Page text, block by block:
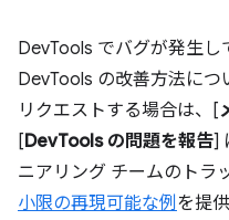
DevTools でバグが発生し
DevTools の改善方法につ
リクエストする場合は、[
[DevTools の問題を報告]
ニアリング チームのトラ
小限の再現可能な例 を提